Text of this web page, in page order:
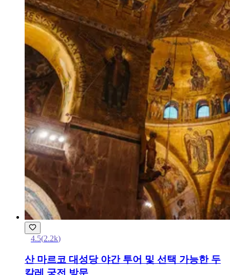
4.5(2.2k)
산 마르코 대성당 야간 투어 및 선택 가능한 두
칼레 궁전 방문